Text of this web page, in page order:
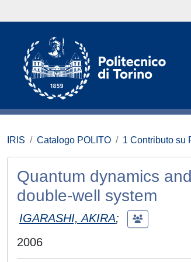
IRIS Catalogo POLITO 1 Contributo su
Quantum dynamics
double-well system
IGARASHI, AKIRA;
2006